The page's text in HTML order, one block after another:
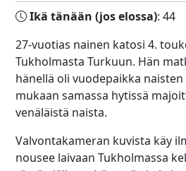
Ikä tänään (jos elossa): 44
27-vuotias nainen katosi 4.
Tukholmasta Turkuun. Hän
hänellä oli vuodepaikka
mukaan samassa hytissä
venäläistä naista.
Valvontakameran kuvista käy
nousee laivaan Tukholmassa